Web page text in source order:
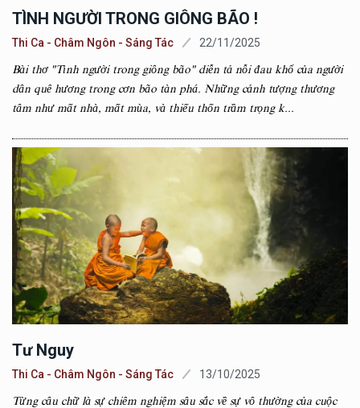
TÌNH NGƯỜI TRONG GIÔNG BÃO !
Thi Ca - Châm Ngôn - Sáng Tác 22/11/2025
Bài thơ "Tình người trong giông bão" diễn tả nỗi đau khổ của người
dân quê hương trong cơn bão tàn phá. Những cảnh tượng thương
tâm như mất nhà, mất mùa, và thiếu thốn trầm trọng k...
Tư Nguy
Thi Ca - Châm Ngôn - Sáng Tác 13/10/2025
Từng câu chữ là sự chiêm nghiệm sâu sắc về sự vô thường của cuộc